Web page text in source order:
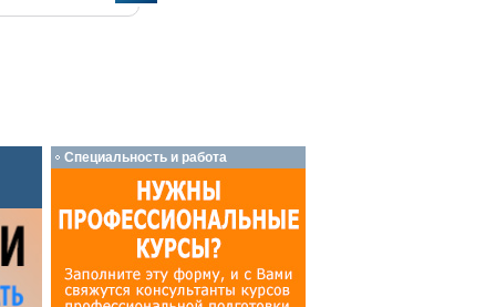
Специальность и работа